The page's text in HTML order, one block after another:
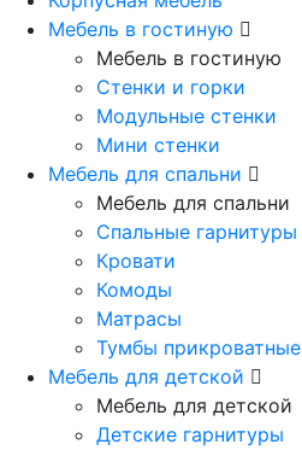
Мебель в гостиную
Мебель в гостиную
Стенки и горки
Модульные стенки
Мини стенки
Мебель для спальни
Мебель для спальни
Спальные гарнитуры
Кровати
Комоды
Матрасы
Тумбы прикроватные
Мебель для детской
Мебель для детской
Детские гарнитуры